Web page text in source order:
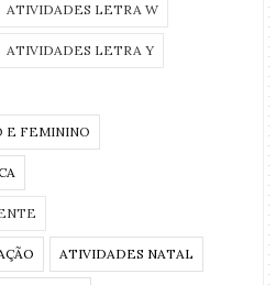
ATIVIDADES LETRA W
ATIVIDADES LETRA Y
E FEMININO
ATIVIDADES NATAL